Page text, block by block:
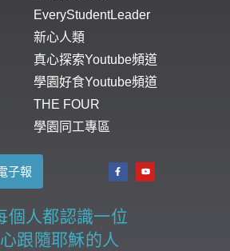
EveryStudentLeader
新心人類
真心探索Youtube頻道
學園好食Youtube頻道
THE FOUR
學園同工專區
子報
個人都認識一位
跟隨耶穌的人